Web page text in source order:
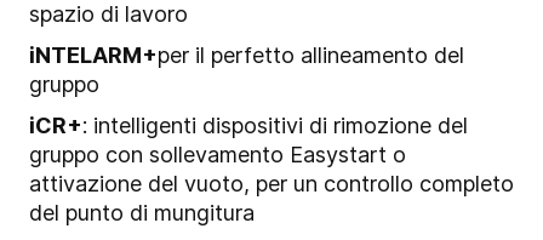
spazio di lavoro
iNTELARM+per il perfetto allineamento del
gruppo
iCR+: intelligenti dispositivi di rimozione del
gruppo con sollevamento Easystart o
attivazione del vuoto, per un controllo completo
del punto di mungitura